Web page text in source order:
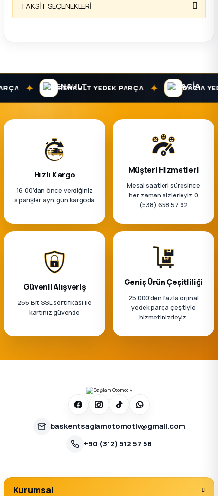
TAKSİT SEÇENEKLERİ
✦ RENAULT YEDEK PARÇA ✦ DACIA
Hızlı Kargo
16:00’dan önce verdiğiniz
siparişler aynı gün kargoda
Müşteri Hizmetleri
Mesai saatleri süresince
her zaman sizlerleyiz 0
(538) 658 57 92
Güvenli Alışveriş
256 Bit SSL sertifikası ile
kartınız güvende
Geniş Ürün Çeşitliliği
25.000'den fazla orjinal
yedek parça çeşitiyle
hizmetinizdeyiz.
baskentsaglamotomotiv@gmail.com
+90 (312) 512 57 58
Kurumsal